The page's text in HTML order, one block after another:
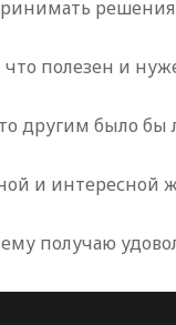
решения
что полезен и
другим было
и интересной
получаю